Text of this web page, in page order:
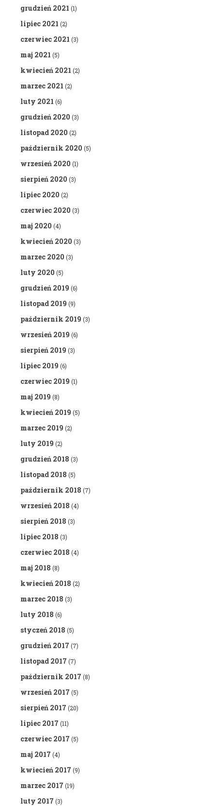
grudzień 2021 (1)
lipiec 2021 (2)
czerwiec 2021 (3)
maj 2021 (5)
kwiecień 2021 (2)
marzec 2021 (2)
luty 2021 (6)
grudzień 2020 (3)
listopad 2020 (2)
październik 2020 (5)
wrzesień 2020 (1)
sierpień 2020 (3)
lipiec 2020 (2)
czerwiec 2020 (3)
maj 2020 (4)
kwiecień 2020 (3)
marzec 2020 (3)
luty 2020 (5)
grudzień 2019 (6)
listopad 2019 (9)
październik 2019 (3)
wrzesień 2019 (6)
sierpień 2019 (3)
lipiec 2019 (6)
czerwiec 2019 (1)
maj 2019 (8)
kwiecień 2019 (5)
marzec 2019 (2)
luty 2019 (2)
grudzień 2018 (3)
listopad 2018 (5)
październik 2018 (7)
wrzesień 2018 (4)
sierpień 2018 (3)
lipiec 2018 (3)
czerwiec 2018 (4)
maj 2018 (8)
kwiecień 2018 (2)
marzec 2018 (3)
luty 2018 (6)
styczeń 2018 (5)
grudzień 2017 (7)
listopad 2017 (7)
październik 2017 (8)
wrzesień 2017 (5)
sierpień 2017 (20)
lipiec 2017 (11)
czerwiec 2017 (5)
maj 2017 (4)
kwiecień 2017 (9)
marzec 2017 (19)
luty 2017 (3)